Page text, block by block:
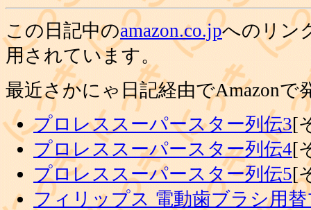
この日記中のamazon.co.jpへのリン
用されています。
最近さかにゃ日記経由でAmazon
プロレススーパースター列伝3[
プロレススーパースター列伝4[
プロレススーパースター列伝5[
フィリップス 電動歯ブラシ用